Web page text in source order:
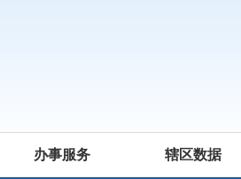
办事服务 辖区数据